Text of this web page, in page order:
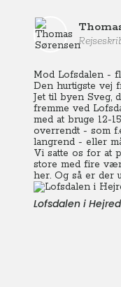
Mod Lofsdalen -
Den hurtigste vej
Jet til byen Sveg,
fremme ved
med at bruge 12-
overrendt - som
langrend - eller
Vi satte os for at
store med fire
her. Og så er der
Lofsdalen i